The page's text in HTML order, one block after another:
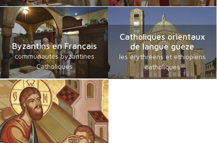
Byzantins en Français
communautés byzantines
Catholiques
Catholiques orientaux
de langue guèze
les érythréens et éthiopiens
catholiques